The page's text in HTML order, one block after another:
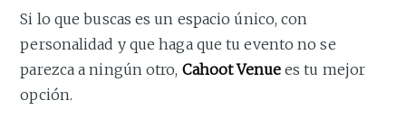
Si lo que buscas es un espacio único, con
personalidad y que haga que tu evento no se
parezca a ningún otro, Cahoot Venuees tu mejor
opción.